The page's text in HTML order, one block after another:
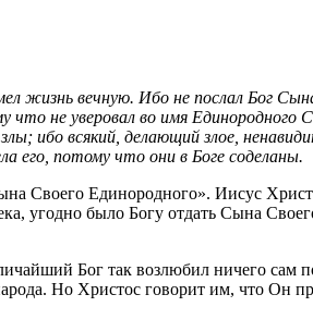
жизнь вечную. Ибо не послал Бог
не уверовал во имя Единородного
ибо всякий, делающий злое,
его, потому что они в Боге соделаны.
Своего Единородного». Иисус
угодно было Богу отдать Сына
Бог так возлюбил ничего сам
Но Христос говорит им, что Он